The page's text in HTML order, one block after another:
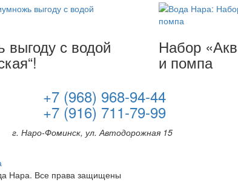
выгоду с водой Набор
и помпа
+7 (968) 968-94-44
+7 (916) 711-79-99
г. Наро-Фоминск, ул. Автодорожная 15
Нара. Все права защищены